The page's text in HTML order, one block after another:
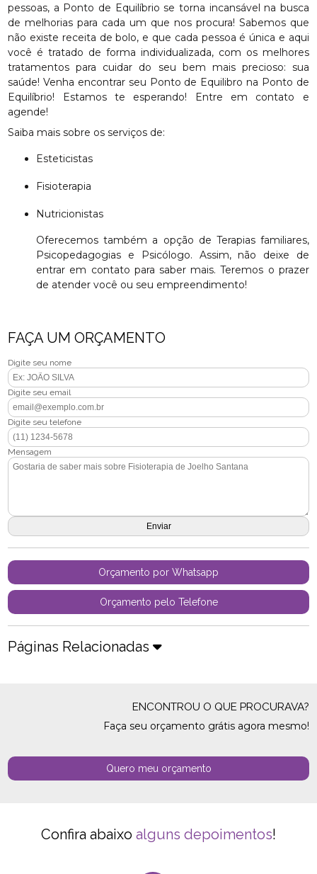
pessoas, a Ponto de Equilíbrio se torna incansável na busca
de melhorias para cada um que nos procura! Sabemos que
não existe receita de bolo, e que cada pessoa é única e aqui
você é tratado de forma individualizada, com os melhores
tratamentos para cuidar do seu bem mais precioso: sua
saúde! Venha encontrar seu Ponto de Equilibro na Ponto de
Equilíbrio! Estamos te esperando! Entre em contato e
agende!
Saiba mais sobre os serviços de:
Esteticistas
Fisioterapia
Nutricionistas
Oferecemos também a opção de Terapias familiares,
Psicopedagogias e Psicólogo. Assim, não deixe de
entrar em contato para saber mais. Teremos o prazer
de atender você ou seu empreendimento!
FAÇA UM ORÇAMENTO
Digite seu nome
Digite seu email
Digite seu telefone
Mensagem
Orçamento por Whatsapp
Orçamento pelo Telefone
Páginas Relacionadas
ENCONTROU O QUE PROCURAVA?
Faça seu orçamento grátis agora mesmo!
Quero meu orçamento
Confira abaixo alguns depoimentos!